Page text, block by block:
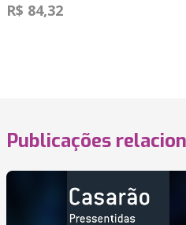
R$ 84,32
Publicações